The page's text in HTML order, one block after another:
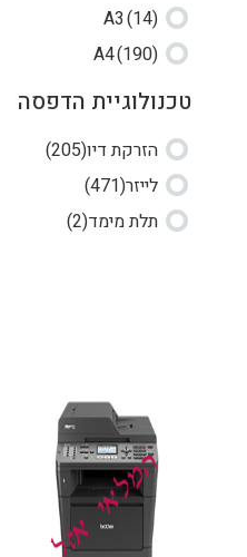
A3(14)
A4(190)
טכנולוגיית הדפסה
הזרקת דיו(205)
לייזר(471)
תלת מימד(2)